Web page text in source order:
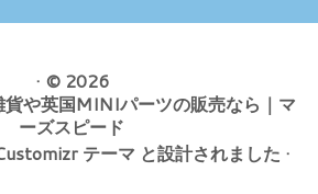
· © 2026
や英国MINIパーツの販売なら｜マ
ーズスピード
テーマ と設計されました ·